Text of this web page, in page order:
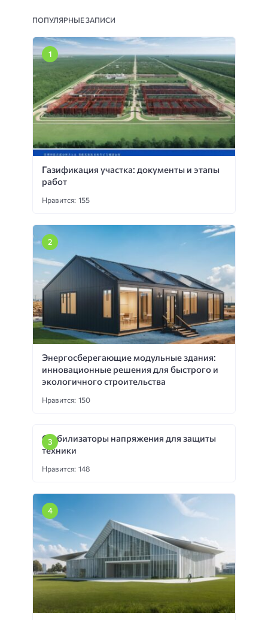
ПОПУЛЯРНЫЕ ЗАПИСИ
Газификация участка: документы и этапы
работ
Нравится: 155
Энергосберегающие модульные здания:
инновационные решения для быстрого и
экологичного строительства
Нравится: 150
Стабилизаторы напряжения для защиты
техники
Нравится: 148